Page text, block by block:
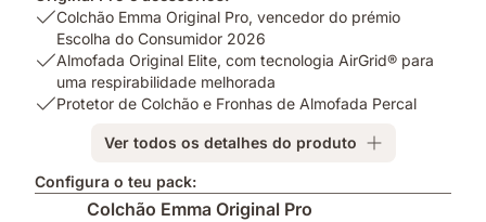
USP
Colchão
Emma
Original
prémio
Escolha
Colchão Emma Original Pro, vencedor do prémio
Escolha do Consumidor 2026
USP
Almofada
tecnologia
AirGrid®
Almofada Original Elite, com tecnologia AirGrid® para
uma respirabilidade melhorada
USP
Colchão
Protetor de Colchão e Fronhas de Almofada Percal
Ver todos os detalhes do produto
Configura o teu pack:
Colchão Emma Original Pro